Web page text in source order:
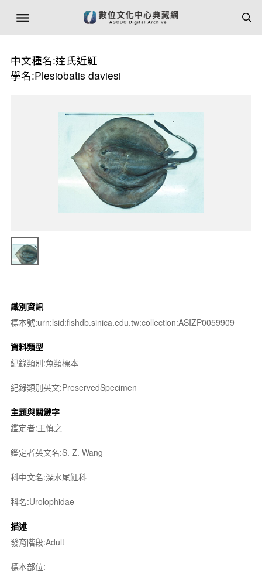
中文種名:達氏近魟
學名:Plesiobatis daviesi
識別資訊
標本號:urn:lsid:fishdb.sinica.edu.tw:collection:ASIZP0059909
資料類型
紀錄類別:魚類標本
紀錄類別英文:PreservedSpecimen
主題與關鍵字
鑑定者:王慎之
鑑定者英文名:S. Z. Wang
科中文名:深水尾魟科
科名:Urolophidae
描述
發育階段:Adult
標本部位: